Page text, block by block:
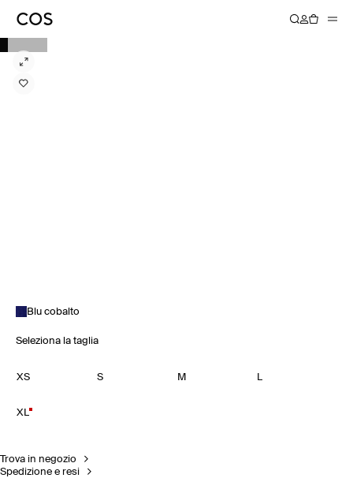
Blu cobalto
Seleziona la taglia
XS S M L
XL
Trova in negozio
Spedizione e resi